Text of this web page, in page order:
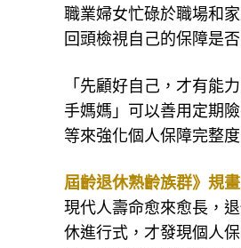
職業婦女忙碌於職場和
回頭檢視自己的保障是
「先顧好自己，才有能
手媽媽」可以善用定期
等來強化個人保障完整度
屆齡退休熟齡族群》規
現代人壽命愈來愈長，
休進行式，才發現個人